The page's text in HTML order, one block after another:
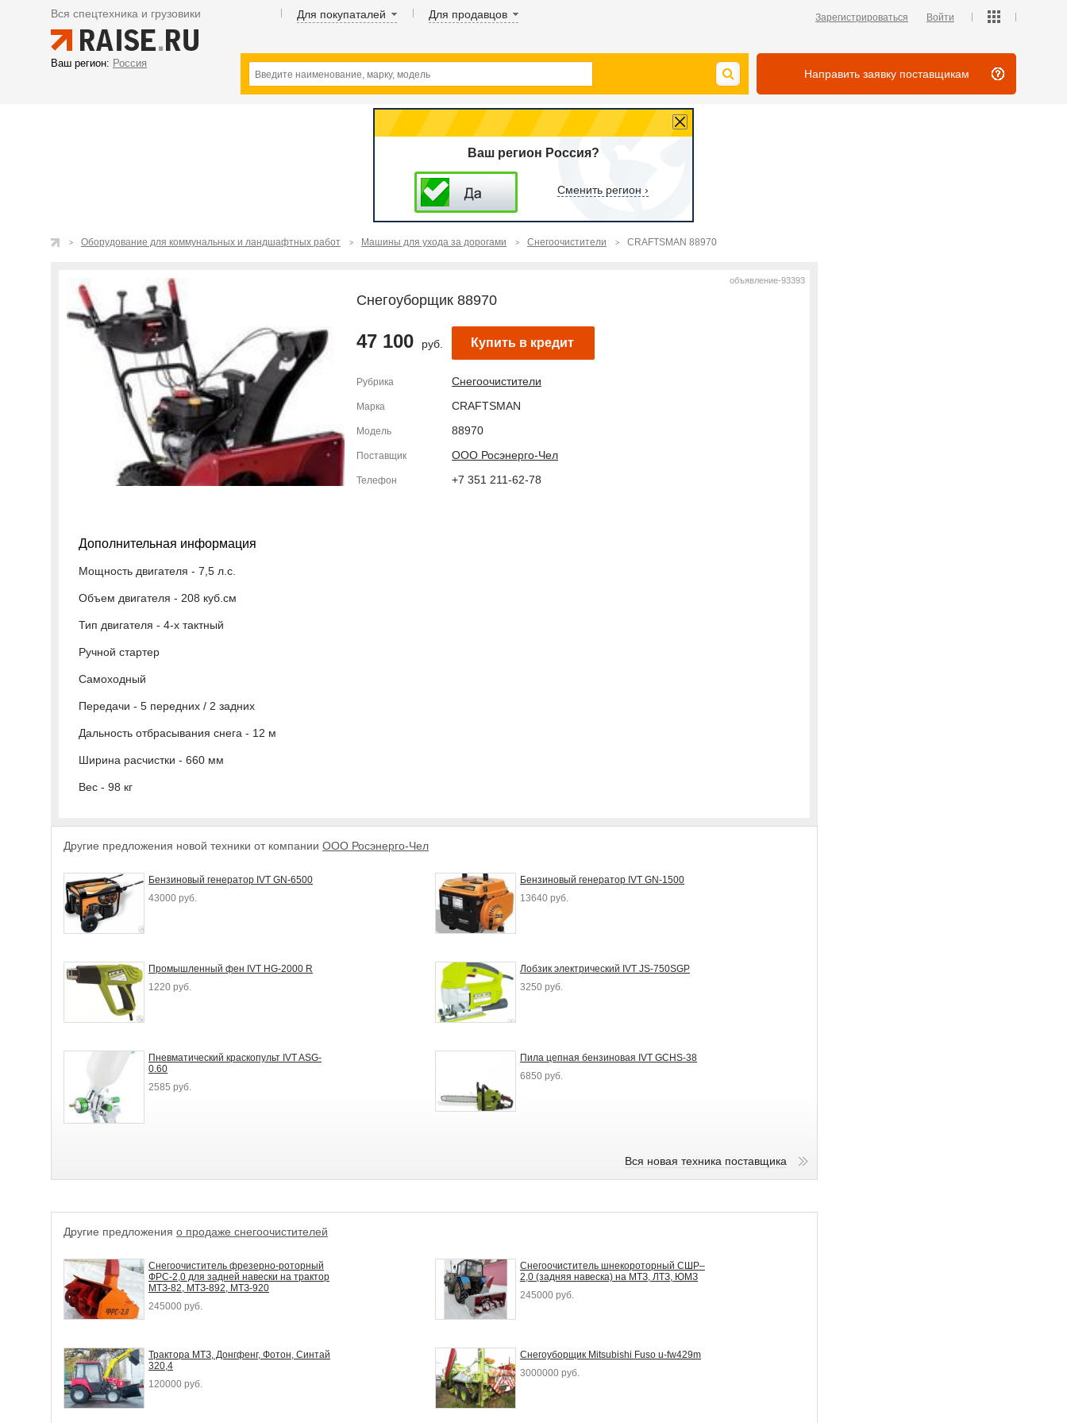
Вся спецтехника и грузовики Для покупаталей Для продавцов Зарегистрироваться Войти
Ваш регион: Россия
Направить заявку поставщикам
Ваш регион Россия?
Сменить регион ›
Оборудование для коммунальных и ландшафтных работ Машины для ухода за дорогами Снегоочистители CRAFTSMAN 88970
Снегоуборщик 88970
47 100 руб. Купить в кредит
Рубрика Снегоочистители
Марка CRAFTSMAN
Модель 88970
Поставщик ООО Росэнерго-Чел
Телефон +7 351 211-62-78
Дополнительная информация
Мощность двигателя - 7,5 л.с.
Объем двигателя - 208 куб.см
Тип двигателя - 4-х тактный
Ручной стартер
Самоходный
Передачи - 5 передних / 2 задних
Дальность отбрасывания снега - 12 м
Ширина расчистки - 660 мм
Вес - 98 кг
объявление-93393
Другие предложения новой техники от компании ООО Росэнерго-Чел
Бензиновый генератор IVT GN-6500
43000 руб.
Бензиновый генератор IVT GN-1500
13640 руб.
Промышленный фен IVT HG-2000 R
1220 руб.
Лобзик электрический IVT JS-750SGP
3250 руб.
Пневматический краскопульт IVT ASG-
0.60
2585 руб.
Пила цепная бензиновая IVT GCHS-38
6850 руб.
Вся новая техника поставщика
Другие предложения о продаже снегоочистителей
Снегоочиститель фрезерно-роторный
ФРС-2,0 для задней навески на трактор
МТЗ-82, МТЗ-892, МТЗ-920
245000 руб.
Снегоочиститель шнекороторный СШР–
2,0 (задняя навеска) на МТЗ, ЛТЗ, ЮМЗ
245000 руб.
Трактора МТЗ, Донгфенг, Фотон, Синтай
320,4
120000 руб.
Снегоуборщик Mitsubishi Fuso u-fw429m
3000000 руб.